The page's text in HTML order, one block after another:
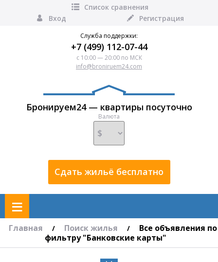
Список сравнения
Вход
Регистрация
Служба поддержки:
+7 (499) 112-07-44
с 10:00 — 20:00 по МСК
info@broniruem24.com
Бронируем24 — квартиры посуточно
Валюта
Сдать жильё бесплатно
≡
Главная / Поиск жилья /
Все объявления по
фильтру "Банковские карты"